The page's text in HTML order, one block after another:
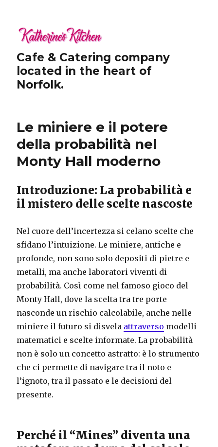
Cafe & Catering company
located in the heart of
Norfolk.
Le miniere e il potere
della probabilità nel
Monty Hall moderno
Introduzione: La probabilità e
il mistero delle scelte nascoste
Nel cuore dell’incertezza si celano scelte che
sfidano l’intuizione. Le miniere, antiche e
profonde, non sono solo depositi di pietre e
metalli, ma anche laboratori viventi di
probabilità. Così come nel famoso gioco del
Monty Hall, dove la scelta tra tre porte
nasconde un rischio calcolabile, anche nelle
miniere il futuro si disvela attraverso modelli
matematici e scelte informate. La probabilità
non è solo un concetto astratto: è lo strumento
che ci permette di navigare tra il noto e
l’ignoto, tra il passato e le decisioni del
presente.
Perché il “Mines” diventa una